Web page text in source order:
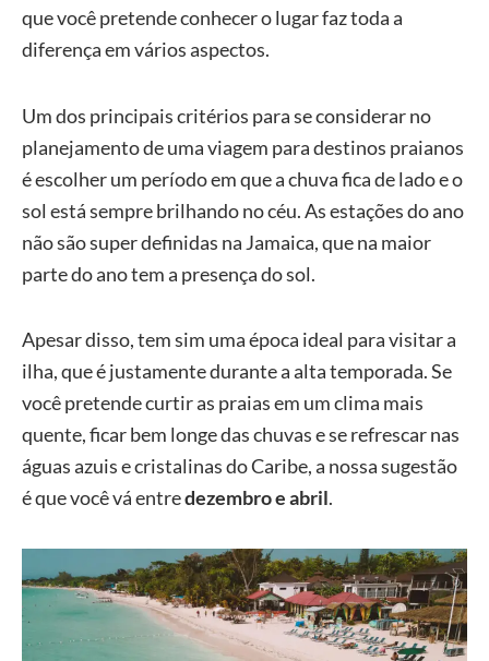
que você pretende conhecer o lugar faz toda a
diferença em vários aspectos.
Um dos principais critérios para se considerar no
planejamento de uma viagem para destinos praianos
é escolher um período em que a chuva fica de lado e o
sol está sempre brilhando no céu. As estações do ano
não são super definidas na Jamaica, que na maior
parte do ano tem a presença do sol.
Apesar disso, tem sim uma época ideal para visitar a
ilha, que é justamente durante a alta temporada. Se
você pretende curtir as praias em um clima mais
quente, ficar bem longe das chuvas e se refrescar nas
águas azuis e cristalinas do Caribe, a nossa sugestão
é que você vá entredezembro e abril.